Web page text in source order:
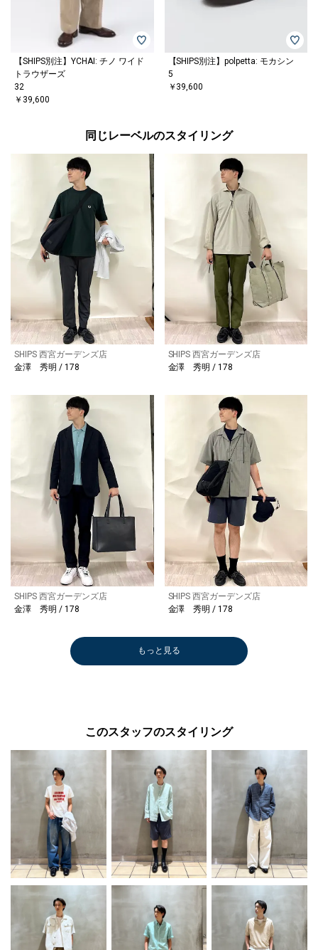
【SHIPS別注】YCHAI: チノ ワイド
トラウザーズ
32
￥39,600
【SHIPS別注】polpetta: モカシン
5
￥39,600
同じレーベルのスタイリング
SHIPS 西宮ガーデンズ店
金澤 秀明 / 178
SHIPS 西宮ガーデンズ店
金澤 秀明 / 178
SHIPS 西宮ガーデンズ店
金澤 秀明 / 178
SHIPS 西宮ガーデンズ店
金澤 秀明 / 178
もっと見る
このスタッフのスタイリング